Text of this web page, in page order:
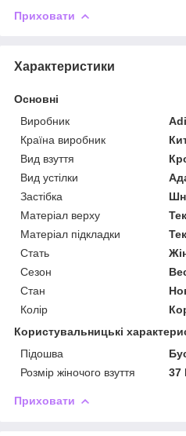
Приховати
Характеристики
Основні
Виробник
Країна виробник
Вид взуття
Вид устілки
Застібка
Матеріал верху
Матеріал підкладки
Стать
Сезон
Стан
Колір
Користувальницькі
Підошва
Розмір жіночого взуття
37
Приховати